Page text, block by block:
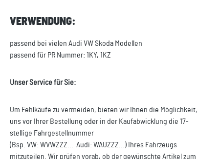
VERWENDUNG:
passend bei vielen Audi VW Skoda Modellen
passend für PR Nummer: 1KY, 1KZ
Unser Service für Sie:
Um Fehlkäufe zu vermeiden, bieten wir Ihnen die Möglichkeit,
uns vor Ihrer Bestellung oder in der Kaufabwicklung die 17-
stellige Fahrgestellnummer
(Bsp. VW: WVWZZZ... Audi: WAUZZZ...) Ihres Fahrzeugs
mitzuteilen. Wir prüfen vorab, ob der gewünschte Artikel zum